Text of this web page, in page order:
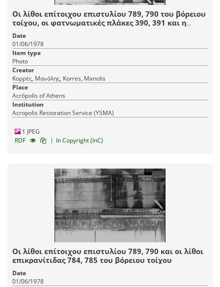
Οι λίθοι επίτοιχου επιστυλίου 789, 790 του βόρειου
τοίχου, οι φατνωματικές πλάκες 390, 391 και η
μεταδόκια πλάκα 435 της οροφής της βόρειας
πρόστασης
Date
01/06/1978
Item type
Photo
Creator
Κορρές, Μανόλης, Korres, Manolis
Place
Acrópolis of Athens
Institution
Acropolis Restoration Service (YSMA)
1 JPEG
RDF
| In Copyright (InC)
Οι λίθοι επίτοιχου επιστυλίου 789, 790 και οι λίθοι
επικρανίτιδας 784, 785 του βόρειου τοίχου
Date
01/06/1978